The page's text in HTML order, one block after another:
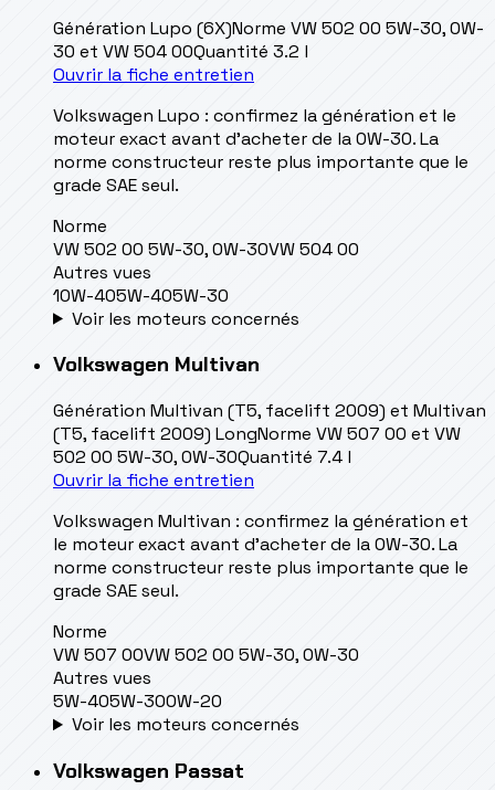
Génération Lupo (6X)Norme VW 502 00 5W-30, 0W-
30 et VW 504 00Quantité 3.2 l
Ouvrir la fiche entretien
Volkswagen Lupo : confirmez la génération et le
moteur exact avant d’acheter de la 0W-30. La
norme constructeur reste plus importante que le
grade SAE seul.
Norme
VW 502 00 5W-30, 0W-30VW 504 00
Autres vues
10W-405W-405W-30
Voir les moteurs concernés
Volkswagen Multivan
Génération Multivan (T5, facelift 2009) et Multivan
(T5, facelift 2009) LongNorme VW 507 00 et VW
502 00 5W-30, 0W-30Quantité 7.4 l
Ouvrir la fiche entretien
Volkswagen Multivan : confirmez la génération et
le moteur exact avant d’acheter de la 0W-30. La
norme constructeur reste plus importante que le
grade SAE seul.
Norme
VW 507 00VW 502 00 5W-30, 0W-30
Autres vues
5W-405W-300W-20
Voir les moteurs concernés
Volkswagen Passat